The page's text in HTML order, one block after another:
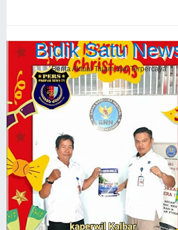
Bidik Satu
Berita Aktual Tajam dan Terpercaya